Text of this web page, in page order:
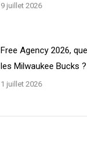
9 juillet 2026
Free Agency 2026,
les Milwaukee Bucks ?
1 juillet 2026